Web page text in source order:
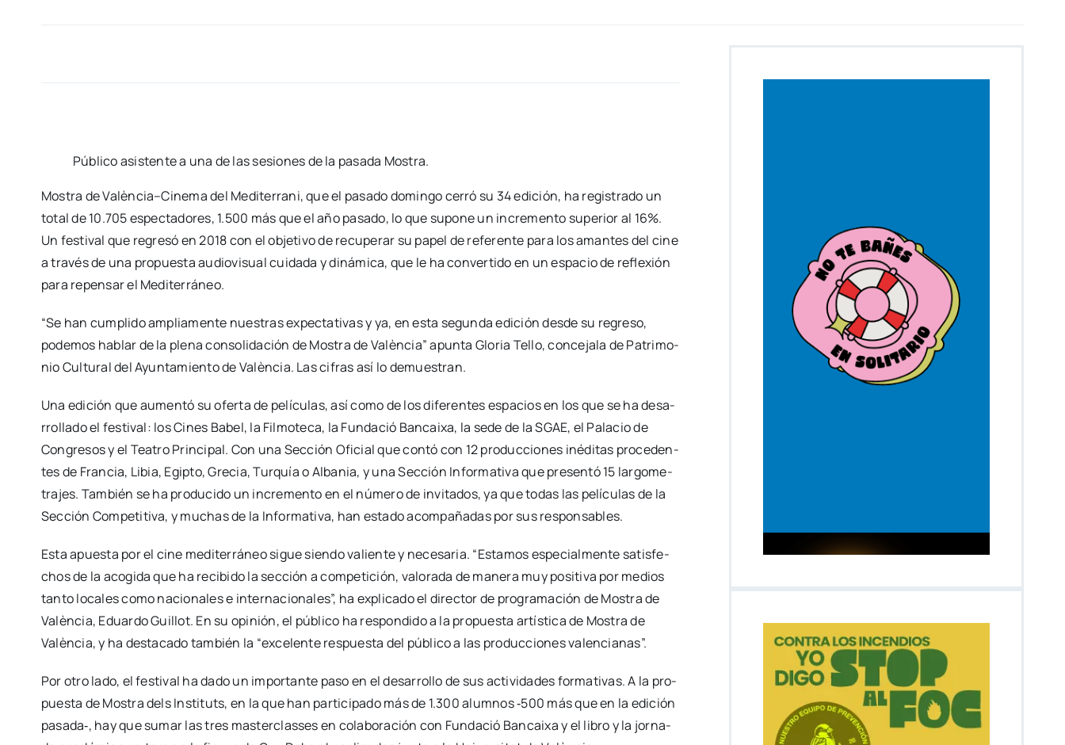
Públi­co asis­ten­te a una de las sesio­nes de la pasa­da Mos­tra.
Mos­tra de València–Cinema del Medi­te­rra­ni, que el pasa­do domin­go cerró su 34 edi­ción, ha regis­tra­do un
total de 10.705 espec­ta­do­res, 1.500 más que el año pasa­do, lo que supo­ne un incre­men­to supe­rior al 16%.
Un fes­ti­val que regre­só en 2018 con el obje­ti­vo de recu­pe­rar su papel de refe­ren­te para los aman­tes del cine
a tra­vés de una pro­pues­ta audio­vi­sual cui­da­da y diná­mi­ca, que le ha con­ver­ti­do en un espa­cio de refle­xión
para repen­sar el Medi­te­rrá­neo.
“Se han cum­pli­do amplia­men­te nues­tras expec­ta­ti­vas y ya, en esta segun­da edi­ción des­de su regre­so,
pode­mos hablar de la ple­na con­so­li­da­ción de Mos­tra de Valèn­cia” apun­ta Glo­ria Tello, con­ce­ja­la de Patri­mo­
nio Cul­tu­ral del Ayun­ta­mien­to de Valèn­cia. Las cifras así lo demues­tran.
Una edi­ción que aumen­tó su ofer­ta de pelí­cu­las, así como de los dife­ren­tes espa­cios en los que se ha desa­
rro­lla­do el fes­ti­val: los Cines Babel, la Fil­mo­te­ca, la Fun­da­ció Ban­cai­xa, la sede de la SGAE, el Pala­cio de
Con­gre­sos y el Tea­tro Prin­ci­pal. Con una Sec­ción Ofi­cial que con­tó con 12 pro­duc­cio­nes iné­di­tas pro­ce­den­
tes de Fran­cia, Libia, Egip­to, Gre­cia, Tur­quía o Alba­nia, y una Sec­ción Infor­ma­ti­va que pre­sen­tó 15 lar­go­me­
tra­jes. Tam­bién se ha pro­du­ci­do un incre­men­to en el núme­ro de invi­ta­dos, ya que todas las pelí­cu­las de la
Sec­ción Com­pe­ti­ti­va, y muchas de la Infor­ma­ti­va, han esta­do acom­pa­ña­das por sus res­pon­sa­bles.
Esta apues­ta por el cine medi­te­rrá­neo sigue sien­do valien­te y nece­sa­ria. “Esta­mos espe­cial­men­te satis­fe­
chos de la aco­gi­da que ha reci­bi­do la sec­ción a com­pe­ti­ción, valo­ra­da de mane­ra muy posi­ti­va por medios
tan­to loca­les como nacio­na­les e inter­na­cio­na­les”, ha expli­ca­do el direc­tor de pro­gra­ma­ción de Mos­tra de
Valèn­cia, Eduar­do Gui­llot. En su opi­nión, el públi­co ha res­pon­di­do a la pro­pues­ta artís­ti­ca de Mos­tra de
Valèn­cia, y ha des­ta­ca­do tam­bién la “exce­len­te res­pues­ta del públi­co a las pro­duc­cio­nes valen­cia­nas”.
Por otro lado, el fes­ti­val ha dado un impor­tan­te paso en el desa­rro­llo de sus acti­vi­da­des for­ma­ti­vas. A la pro­
pues­ta de Mos­tra dels Ins­ti­tuts, en la que han par­ti­ci­pa­do más de 1.300 alum­nos ‑500 más que en la edi­ción
pasada‑, hay que sumar las tres mas­ter­clas­ses en cola­bo­ra­ción con Fun­da­ció Ban­cai­xa y el libro y la jor­na­